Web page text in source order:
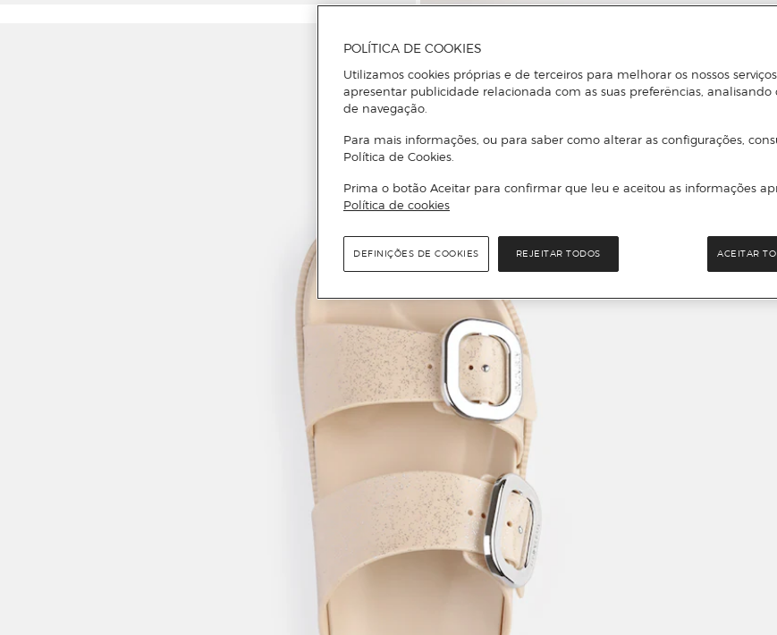
POLÍTICA DE COOKIES
Utilizamos cookies próprias e de terceiros para melhorar os nossos
apresentar publicidade relacionada com as suas preferências, analisando
de navegação.
Para mais informações, ou para saber como alterar as configurações,
Política de Cookies.
Prima o botão Aceitar para confirmar que leu e aceitou as informações
Política de cookies
REJEITAR TODOS ACEITAR
DEFINIÇÕES DE COOKIES